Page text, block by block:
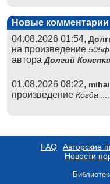
Новые комментарии
04.08.2026 01:54,
на произведение
автораДолгий
01.08.2026 08:22,
произведение Когда ...
FAQ Авторские
Новости